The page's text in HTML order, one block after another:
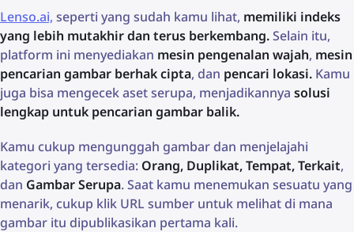
Lenso.ai, seperti yang sudah kamu lihat, memiliki indeks
yang lebih mutakhir dan terus berkembang.Selain itu,
platform ini menyediakan mesin pengenalan wajah, mesin
pencarian gambar berhak cipta, dan pencari lokasi. Kamu
juga bisa mengecek aset serupa, menjadikannya solusi
lengkap untuk pencarian gambar balik.
Kamu cukup mengunggah gambar dan menjelajahi
kategori yang tersedia: Orang, Duplikat, Tempat, Terkait,
dan Gambar Serupa. Saat kamu menemukan sesuatu yang
menarik, cukup klik URL sumber untuk melihat di mana
gambar itu dipublikasikan pertama kali.